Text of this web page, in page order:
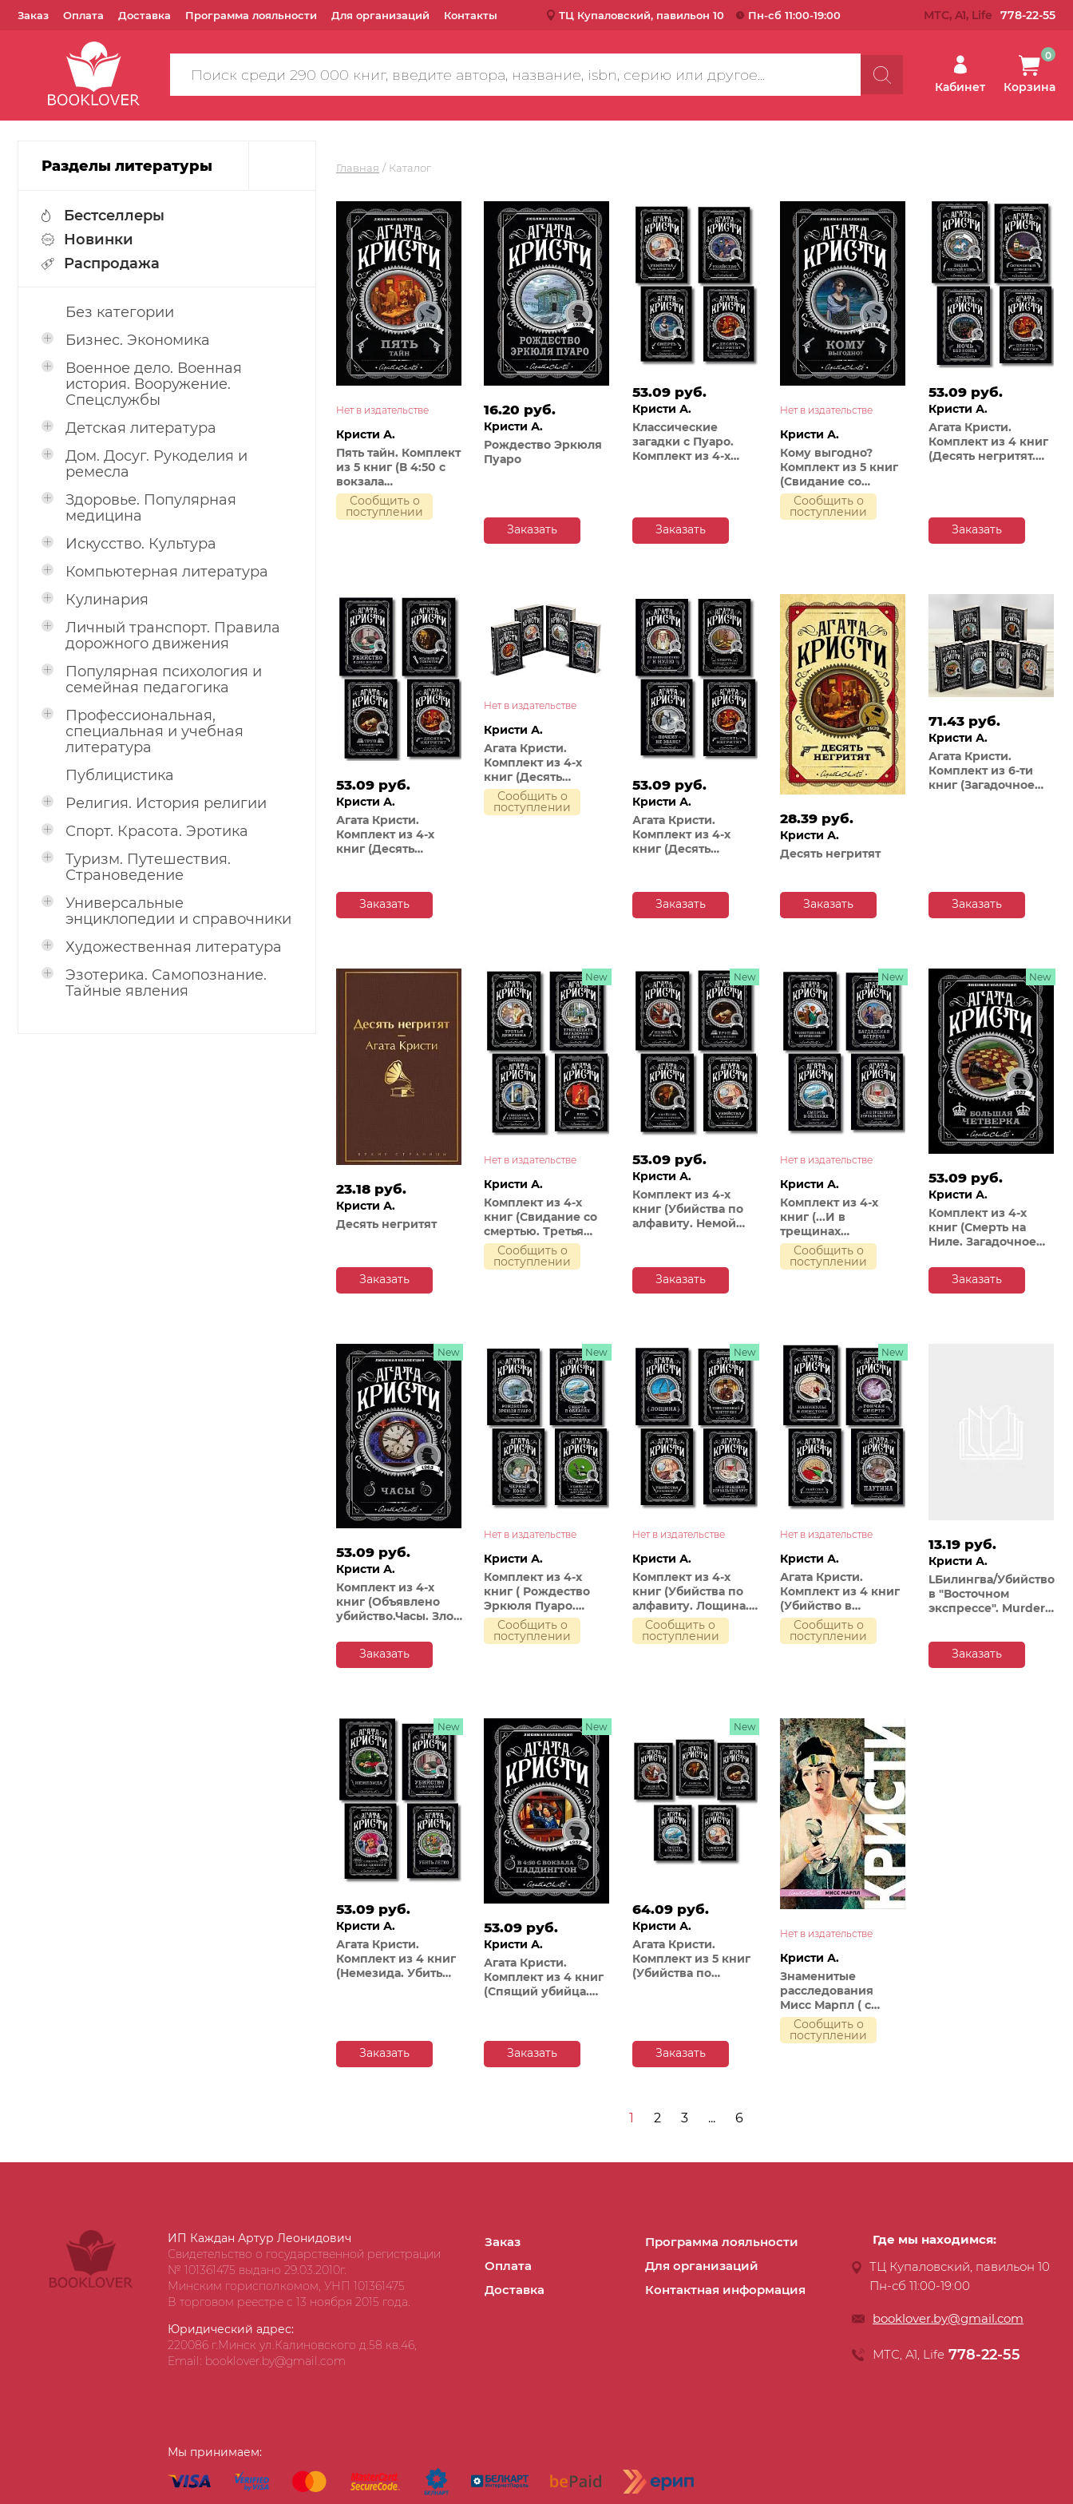
Заказ Оплата Доставка Программа лояльности Для организаций Контакты ТЦ Купаловский, павильон 10 Пн-сб 11:00-19:00 МТС, A1, Life 778-22-55
Поиск
по
Кабинет Корзина
0
Разделы литературы
Бестселлеры
Новинки
Распродажа
Без категории
Бизнес. Экономика
Военное дело. Военная
история. Вооружение.
Спецслужбы
Детская литература
Дом. Досуг. Рукоделия и
ремесла
Здоровье. Популярная
медицина
Искусство. Культура
Компьютерная литература
Кулинария
Личный транспорт. Правила
дорожного движения
Популярная психология и
семейная педагогика
Профессиональная,
специальная и учебная
литература
Публицистика
Религия. История религии
Спорт. Красота. Эротика
Туризм. Путешествия.
Страноведение
Универсальные
энциклопедии и справочники
Художественная литература
Эзотерика. Самопознание.
Тайные явления
Главная Каталог
Нет в издательстве
Кристи А.
Пять тайн. Комплект
из 5 книг (В 4:50 с
вокзала
Паддингтон. Десять
негритят.
убийство)
Сообщить о
поступлении
16.20 руб.
Кристи А.
Рождество Эркюля
Пуаро
Заказать
53.09 руб.
Кристи А.
Классические
загадки с Пуаро.
Комплект из 4-х
на Ниле. Убийства
по алфавиту)
Заказать
Нет в издательстве
Кристи А.
Кому выгодно?
Комплект из 5 книг
(Свидание со
смертью.
Скрюченный
Сообщить о
поступлении
53.09 руб.
Кристи А.
Агата Кристи.
Комплект из 4 книг
(Десять негритят.
Заказать
53.09 руб.
Кристи А.
Агата Кристи.
Комплект из 4-х
книг (Десять
Труп в библиотеке.
Объявлено
убийство)
Заказать
Нет в издательстве
Кристи А.
Агата Кристи.
Комплект из 4-х
книг (Десять
негритят; Убийства
по алфавиту;
Пассажир из
Сообщить о
поступлении
53.09 руб.
Кристи А.
Агата Кристи.
Комплект из 4-х
книг (Десять
нулю; Смерть
приходит в конце;
Почему не Эванс?)
Заказать
28.39 руб.
Кристи А.
Десять негритят
Заказать
71.43 руб.
Кристи А.
Агата Кристи.
Комплект из 6-ти
книг (Загадочное
дела Пуаро)
Заказать
23.18 руб.
Кристи А.
Десять негритят
Заказать
Нет в издательстве
Кристи А.
Комплект из 4-х
книг (Свидание со
смертью. Третья
девушка.
Тринадцать
загадочных случаев.
New
Сообщить о
поступлении
53.09 руб.
Кристи А.
Комплект из 4-х
книг (Убийства по
алфавиту. Немой
Убийство Роджера
Экройда)
New
Заказать
Нет в издательстве
Кристи А.
Комплект из 4-х
книг (...И в
трещинах
зеркальный круг.
Таинственный
противник.
New
Сообщить о
поступлении
53.09 руб.
Кристи А.
Комплект из 4-х
книг (Смерть на
Ниле. Загадочное
Стайлзе. Большая
четверка. Тайна
New
Заказать
53.09 руб.
Кристи А.
Комплект из 4-х
книг (Объявлено
убийство.Часы. Зло
семи циферблатов)
New
Заказать
Нет в издательстве
Кристи А.
Комплект из 4-х
книг ( Рождество
Эркюля Пуаро.
Смерть в облаках.
Черный кофе.
New
Сообщить о
поступлении
Нет в издательстве
Кристи А.
Комплект из 4-х
книг (Убийства по
алфавиту. Лощина.
Таинственный
мистер Кин. ...И в
New
Сообщить о
поступлении
Нет в издательстве
Кристи А.
Агата Кристи.
Комплект из 4 книг
(Убийство в
проходном дворе.
Каникулы в
New
Сообщить о
поступлении
13.19 руб.
Кристи А.
LБилингва/Убийство
в "Восточном
экспрессе". Murder
Заказать
53.09 руб.
Кристи А.
Агата Кристи.
Комплект из 4 книг
(Немезида. Убить
New
Заказать
53.09 руб.
Кристи А.
Агата Кристи.
Комплект из 4 книг
(Спящий убийца.
4:50 с вокзала
Паддингтон)
New
Заказать
64.09 руб.
Кристи А.
Агата Кристи.
Комплект из 5 книг
(Убийства по
Экройда. Смерть в
облаках)
New
Заказать
Нет в издательстве
Кристи А.
Знаменитые
расследования
Мисс Марпл ( с
иллюстрациями)
Сообщить о
поступлении
1 2 3 ... 6
ИП Каждан Артур Леонидович
Свидетельство о государственной регистрации
№ 101361475 выдано 29.03.2010г.
Минским горисполкомом, УНП 101361475
В торговом реестре с 13 ноября 2015 года.
Юридический адрес:
220086 г.Минск ул.Калиновского д.58 кв.46,
Email: booklover.by@gmail.com
Заказ
Оплата
Доставка
Программа лояльности
Для организаций
Контактная информация
Мы принимаем:
Где мы находимся:
ТЦ Купаловский, павильон 10
Пн-сб 11:00-19:00
booklover.by@gmail.com
МТС, А1, Life 778-22-55